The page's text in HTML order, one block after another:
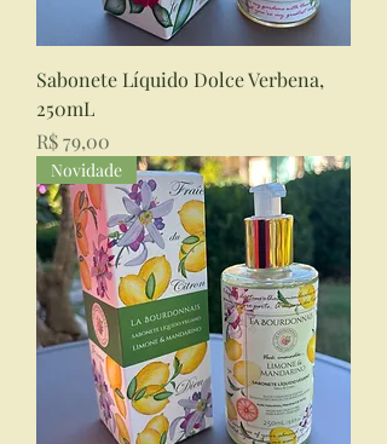
Sabonete Líquido Dolce Verbena,
250mL
Preço
R$ 79,00
Novidade